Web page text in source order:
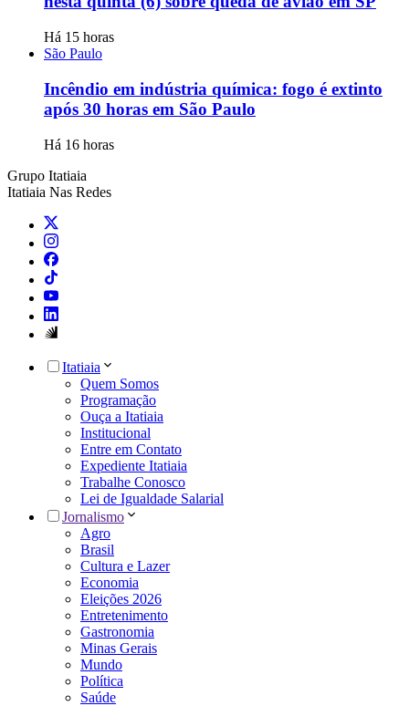
Há 15 horas
São Paulo
Incêndio em indústria química: fogo é extinto
após 30 horas em São Paulo
Há 16 horas
Grupo Itatiaia
Itatiaia Nas Redes
Itatiaia
Quem Somos
Programação
Ouça a Itatiaia
Institucional
Entre em Contato
Expediente Itatiaia
Trabalhe Conosco
Lei de Igualdade Salarial
Jornalismo
Agro
Brasil
Cultura e Lazer
Economia
Eleições 2026
Entretenimento
Gastronomia
Minas Gerais
Mundo
Política
Saúde